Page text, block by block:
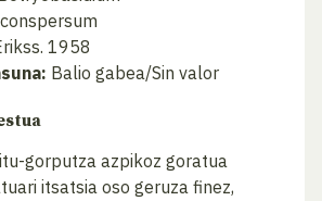
conspersum
1958
Balio gabea/Sin valor
gorputza azpikoz goratua
itsatsia oso geruza finez,